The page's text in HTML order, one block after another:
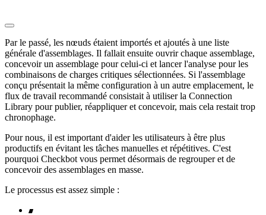
Par le passé, les nœuds étaient importés et ajoutés à une liste
générale d'assemblages. Il fallait ensuite ouvrir chaque assemblage,
concevoir un assemblage pour celui-ci et lancer l'analyse pour les
combinaisons de charges critiques sélectionnées. Si l'assemblage
conçu présentait la même configuration à un autre emplacement, le
flux de travail recommandé consistait à utiliser la Connection
Library pour publier, réappliquer et concevoir, mais cela restait trop
chronophage.
Pour nous, il est important d'aider les utilisateurs à être plus
productifs en évitant les tâches manuelles et répétitives. C'est
pourquoi Checkbot vous permet désormais de regrouper et de
concevoir des assemblages en masse.
Le processus est assez simple :